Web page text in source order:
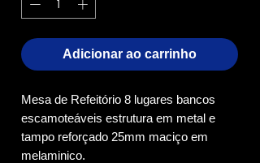
Adicionar ao carrinho
Mesa de Refeitório 8 lugares bancos
escamoteáveis estrutura em metal e
tampo reforçado 25mm maciço em
melaminico.